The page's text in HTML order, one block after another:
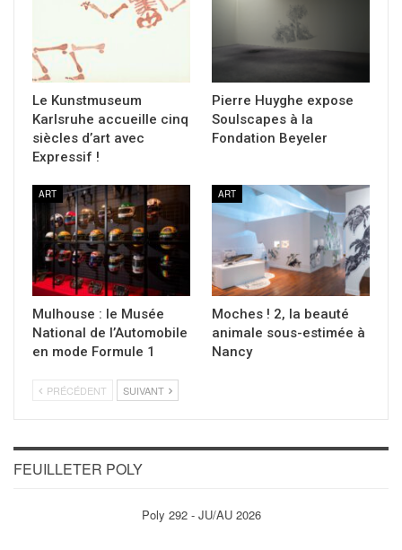
Le Kunstmuseum
Karlsruhe accueille cinq
siècles d’art avec
Expressif !
Pierre Huyghe expose
Soulscapes à la
Fondation Beyeler
ART
Mulhouse : le Musée
National de l’Automobile
en mode Formule 1
ART
Moches ! 2, la beauté
animale sous-estimée à
Nancy
PRÉCÉDENT SUIVANT
FEUILLETER POLY
Poly 292 - JU/AU 2026